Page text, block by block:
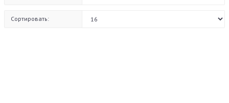
Сортировать: